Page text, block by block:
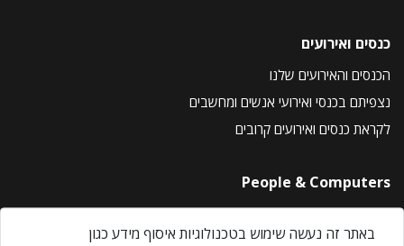
כנסים ואירועים
הכנסים והאירועים שלנו
נצפיתם בכנסי ואירועי אנשים ומחשבים
לקראת כנסים ואירועים קרובים
People & Computers
About Us
Privacy Policy
באתר זה נעשה שימוש בטכנולוגיות איסוף מידע כגון